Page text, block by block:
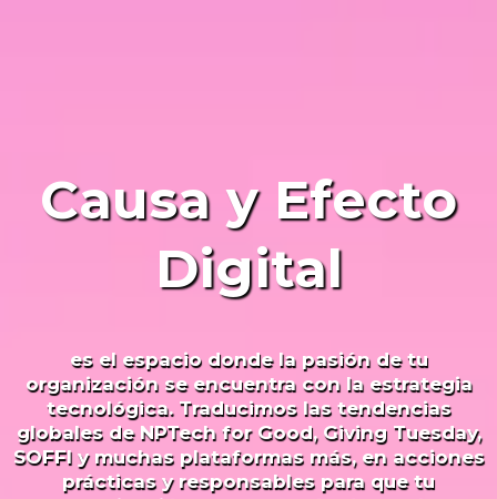
Causa y Efecto
Digital
es el espacio donde la pasión de tu
organización se encuentra con la estrategia
tecnológica. Traducimos las tendencias
globales de NPTech for Good, Giving Tuesday,
SOFFI y muchas plataformas más, en acciones
prácticas y responsables para que tu